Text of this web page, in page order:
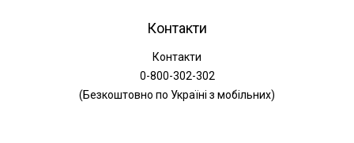
Контакти
Контакти
0-800-302-302
(Безкоштовно по Україні з мобільних)